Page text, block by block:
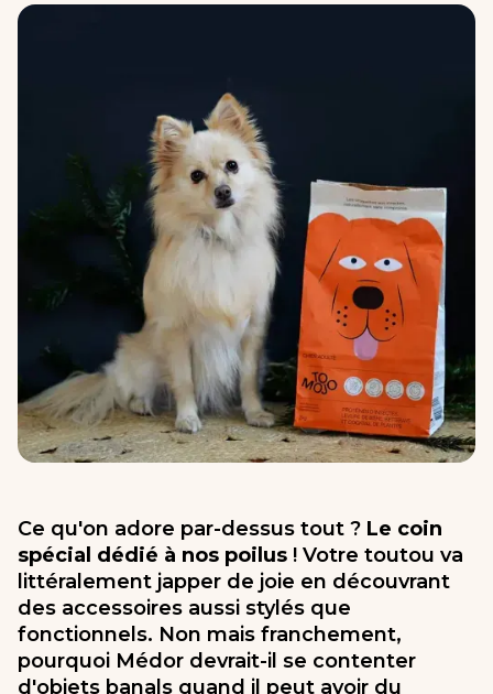
Ce qu'on adore par-dessus tout ? Le coin
spécial dédié à nos poilus ! Votre toutou va
littéralement japper de joie en découvrant
des accessoires aussi stylés que
fonctionnels. Non mais franchement,
pourquoi Médor devrait-il se contenter
d'objets banals quand il peut avoir du